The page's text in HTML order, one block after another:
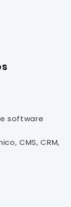
software
CMS, CRM,